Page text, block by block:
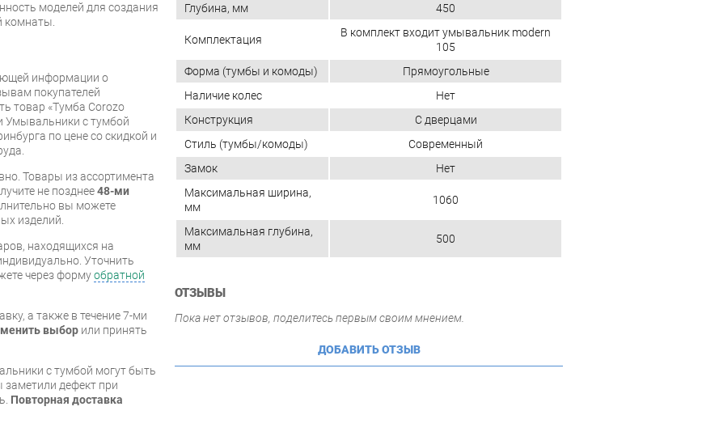
моделей для создания
комнаты.
информации о
покупателей
товар «Тумба Corozo
Умывальники с тумбой
по цене со скидкой и
Товары из ассортимента
не позднее48-ми
вы можете
изделий.
находящихся на
Уточнить
через формуобратной
а также в течение 7-ми
выбор или принять
с тумбой могут быть
дефект при
Повторная доставка
Глубина, мм
450
Комплектация
В комплект входит умывальник modern
105
Форма (тумбы и комоды)
Прямоугольные
Наличие колес
Нет
Конструкция
С дверцами
Стиль (тумбы/комоды)
Современный
Замок
Нет
Максимальная ширина,
мм
1060
Максимальная глубина,
мм
500
ОТЗЫВЫ
Пока нет отзывов, поделитесь первым своим мнением.
ДОБАВИТЬ ОТЗЫВ